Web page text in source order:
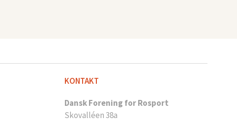
KONTAKT
Dansk Forening for Rosport
Skovalléen 38a